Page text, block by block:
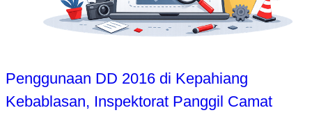
Penggunaan DD 2016 di Kepahiang
Kebablasan, Inspektorat Panggil Camat